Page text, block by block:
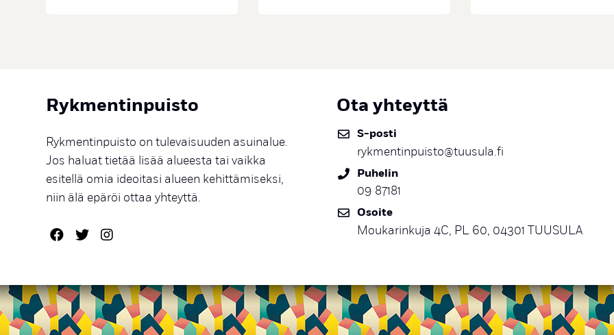
Rykmentinpuisto
Rykmentinpuisto on tulevaisuuden asuinalue.
Jos haluat tietää lisää alueesta tai vaikka
esitellä omia ideoitasi alueen kehittämiseksi,
niin älä epäröi ottaa yhteyttä.
Ota yhteyttä
S-posti
rykmentinpuisto@tuusula.fi
Puhelin
09 87181
Osoite
Moukarinkuja 4C, PL 60, 04301 TUUSULA